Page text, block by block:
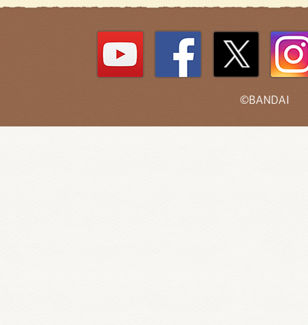
©BANDAI